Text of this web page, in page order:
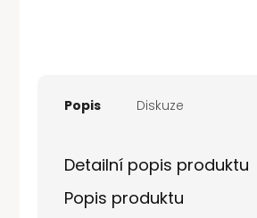
Popis Diskuze
Detailní popis produktu
Popis produktu